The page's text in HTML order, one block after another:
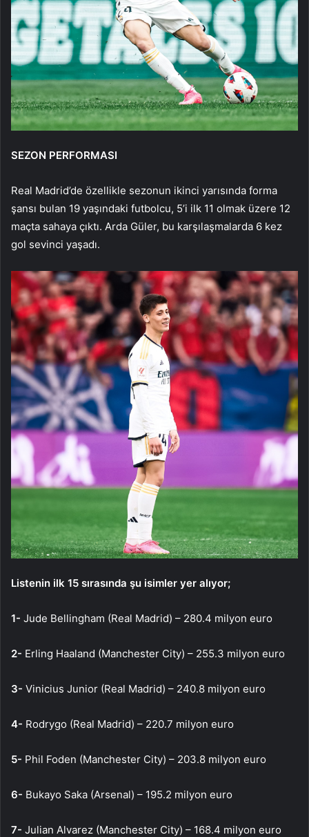
SEZON PERFORMASI
Real Madrid’de özellikle sezonun ikinci yarısında forma
şansı bulan 19 yaşındaki futbolcu, 5’i ilk 11 olmak üzere 12
maçta sahaya çıktı. Arda Güler, bu karşılaşmalarda 6 kez
gol sevinci yaşadı.
Listenin ilk 15 sırasında şu isimler yer alıyor;
1- Jude Bellingham (Real Madrid) – 280.4 milyon euro
2- Erling Haaland (Manchester City) – 255.3 milyon euro
3- Vinicius Junior (Real Madrid) – 240.8 milyon euro
4- Rodrygo (Real Madrid) – 220.7 milyon euro
5- Phil Foden (Manchester City) – 203.8 milyon euro
6- Bukayo Saka (Arsenal) – 195.2 milyon euro
7- Julian Alvarez (Manchester City) – 168.4 milyon euro